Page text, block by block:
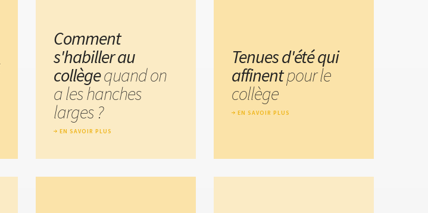
Comment
s'habiller au
collègequand on
a les hanches
larges ?
EN SAVOIR PLUS
Tenues d'été qui
affinentpour le
collège
EN SAVOIR PLUS